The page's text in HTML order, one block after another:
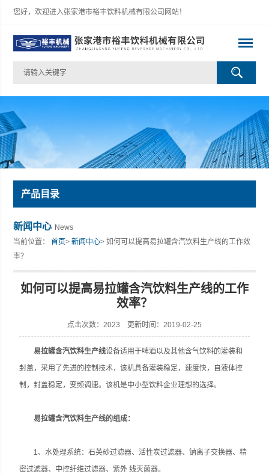
您好，欢迎进入张家港市裕丰饮料机械有限公司网站！
张家港市裕丰饮料机械有限公司
产品目录
新闻中心 News
当前位置：首页>新闻中心> 如何可以提高易拉罐含汽饮料生产线的工作效
率？
如何可以提高易拉罐含汽饮料生产线的工作
效率？
点击次数：2023 更新时间：2019-02-25
易拉罐含汽饮料生产线设备适用于啤酒以及其他含气饮料的灌装和
封盖，采用了先进的控制技术，该机具备灌装稳定，速度快，自液体控
制，封盖稳定，变频调速。该机是中小型饮料企业理想的选择。
易拉罐含汽饮料生产线的组成：
1、水处理系统：石英砂过滤器、活性炭过滤器、钠离子交换器、精
密过滤器、中控纤维过滤器、紫外 线灭菌器。